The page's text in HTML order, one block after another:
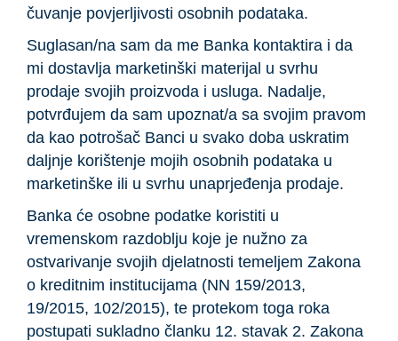
čuvanje povjerljivosti osobnih podataka.
Suglasan/na sam da me Banka kontaktira i da
mi dostavlja marketinški materijal u svrhu
prodaje svojih proizvoda i usluga. Nadalje,
potvrđujem da sam upoznat/a sa svojim pravom
da kao potrošač Banci u svako doba uskratim
daljnje korištenje mojih osobnih podataka u
marketinške ili u svrhu unaprjeđenja prodaje.
Banka će osobne podatke koristiti u
vremenskom razdoblju koje je nužno za
ostvarivanje svojih djelatnosti temeljem Zakona
o kreditnim institucijama (NN 159/2013,
19/2015, 102/2015), te protekom toga roka
postupati sukladno članku 12. stavak 2. Zakona